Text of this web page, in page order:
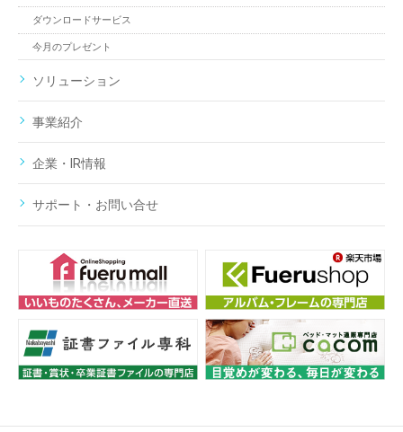
ダウンロードサービス
今月のプレゼント
ソリューション
事業紹介
企業・IR情報
サポート・お問い合せ